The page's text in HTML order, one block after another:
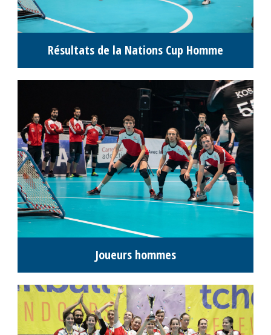
Résultats de la Nations Cup Homme
Joueurs hommes